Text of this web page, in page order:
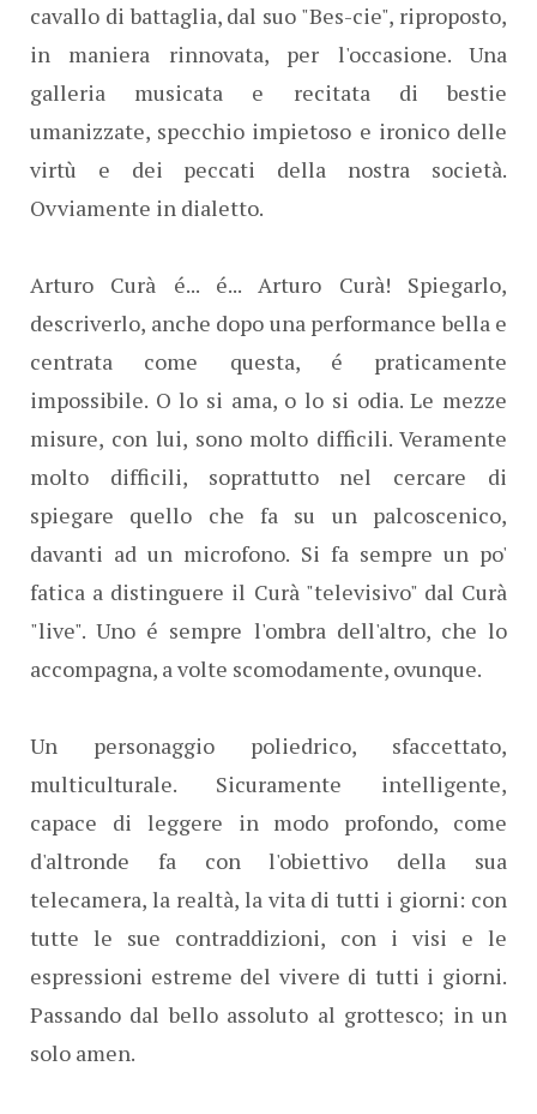
cavallo di battaglia, dal suo "Bes-cie", riproposto,
in maniera rinnovata, per l'occasione. Una
galleria musicata e recitata di bestie
umanizzate, specchio impietoso e ironico delle
virtù e dei peccati della nostra società.
Ovviamente in dialetto.
Arturo Curà é... é... Arturo Curà! Spiegarlo,
descriverlo, anche dopo una performance bella e
centrata come questa, é praticamente
impossibile. O lo si ama, o lo si odia. Le mezze
misure, con lui, sono molto difficili. Veramente
molto difficili, soprattutto nel cercare di
spiegare quello che fa su un palcoscenico,
davanti ad un microfono. Si fa sempre un po'
fatica a distinguere il Curà "televisivo" dal Curà
"live". Uno é sempre l'ombra dell'altro, che lo
accompagna, a volte scomodamente, ovunque.
Un personaggio poliedrico, sfaccettato,
multiculturale. Sicuramente intelligente,
capace di leggere in modo profondo, come
d'altronde fa con l'obiettivo della sua
telecamera, la realtà, la vita di tutti i giorni: con
tutte le sue contraddizioni, con i visi e le
espressioni estreme del vivere di tutti i giorni.
Passando dal bello assoluto al grottesco; in un
solo amen.